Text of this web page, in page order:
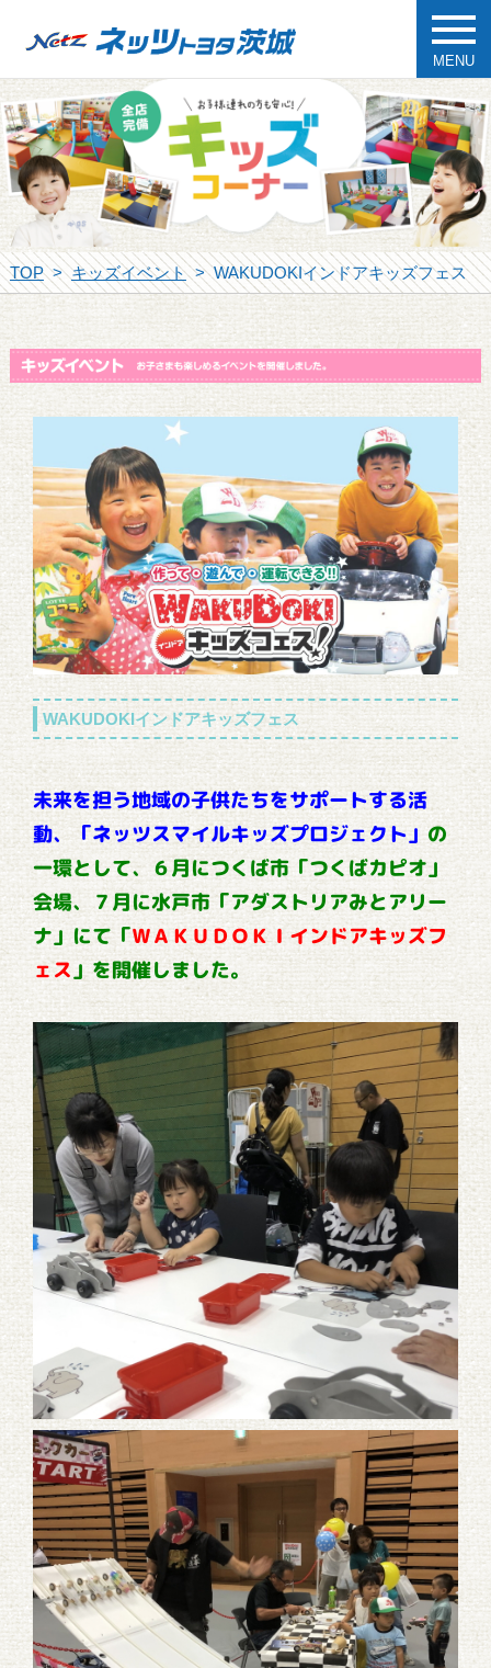
MENU
TOP キッズイベント WAKUDOKIインドアキッズフェス
WAKUDOKIインドアキッズフェス
未来を担う地域の子供たちをサポートする活
動、「ネッツスマイルキッズプロジェクト」の
一環として、６月につくば市「つくばカピオ」
会場、７月に水戸市「アダストリアみとアリー
ナ」にて「ＷＡＫＵＤＯＫＩインドアキッズフ
ェス」を開催しました。